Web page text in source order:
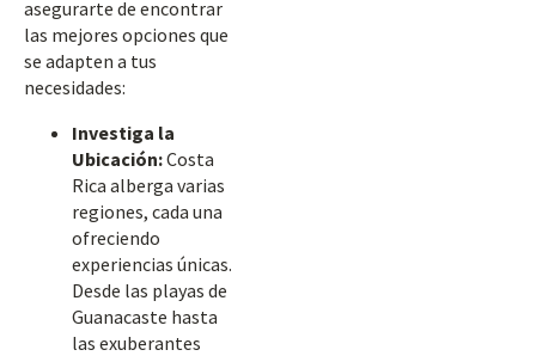
asegurarte de encontrar
las mejores opciones que
se adapten a tus
necesidades:
Investiga la
Ubicación:Costa
Rica alberga varias
regiones, cada una
ofreciendo
experiencias únicas.
Desde las playas de
Guanacaste hasta
las exuberantes